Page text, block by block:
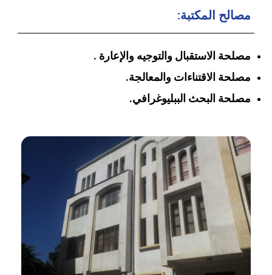
مصالح المكتبة:
مصلحة الاستقبال والتوجيه والإعارة .
مصلحة الاقتناءات والمعالجة.
مصلحة البحث الببليوغرافي.